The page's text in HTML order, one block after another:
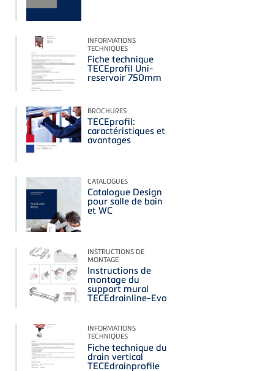
INFORMATIONS
TECHNIQUES
Fiche technique
TECEprofil Uni-
reservoir 750mm
BROCHURES
TECEprofil:
caractéristiques et
avantages
CATALOGUES
Catalogue Design
pour salle de bain
et WC
INSTRUCTIONS DE
MONTAGE
Instructions de
montage du
support mural
TECEdrainline-Evo
INFORMATIONS
TECHNIQUES
Fiche technique du
drain vertical
TECEdrainprofile